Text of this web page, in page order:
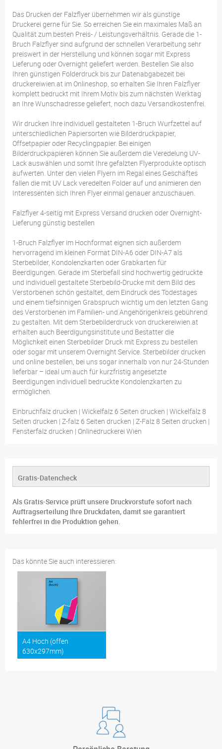
Das Drucken der Falzflyer übernehmen wir als günstige
Druckerei gerne für Sie. So erreichen Sie ein maximales Maß an
Qualität zum besten Preis- / Leistungsverhältnis. Gerade die 1-
Bruch Falzflyer sind aufgrund der schnellen Verarbeitung sehr
preiswert in der Herstellung und können sogar mit Express
Lieferung oder Overnight geliefert werden. Bestellen Sie also
Ihren günstigen Folderdruck bis zur Datenabgabezeit bei
druckereiwien.at im Onlineshop, so erhalten Sie Ihren Falzflyer
komplett bedruckt mit Ihrem Motiv bis zum nächsten Werktag
an Ihre Wunschadresse geliefert, noch dazu Versandkostenfrei.
Wir drucken Ihre individuell gestalteten 1-Bruch Wurfzettel auf
unterschiedlichen Papiersorten wie Bilderdruckpapier,
Offsetpapier oder Recyclingpapier. Bei einigen
Bilderdruckpapieren können Sie außerdem die Veredelung UV-
Lack auswählen und somit Ihre gefalzten Flyerprodukte optisch
aufwerten. Unter den vielen Flyern im Regal eines Geschäftes
fallen die mit UV Lack veredelten Folder auf und animieren den
Interessenten sich Ihren Flyer einmal genauer anzuschauen.
Falzflyer 4-seitig mit Express Versand drucken oder Overnight-
Lieferung günstig bestellen
1-Bruch Falzflyer im Hochformat eignen sich außerdem
hervorragend im kleinen Format DIN-A6 oder DIN-A7 als
Sterbebilder, Kondolenzkarten oder Grabkarten für
Beerdigungen. Gerade im Sterbefall sind hochwertig gedruckte
und individuell gestaltete Sterbebild-Drucke mit dem Bild des
Verstorbenen schön gestaltet, dem Eindruck des Todestages
und einem tiefsinnigen Grabspruch wichtig um den letzten Gang
des Verstorbenen im Familien- und Angehörigenkreis gebührend
zu gestalten. Mit dem Sterbebilderdruck von druckereiwien.at
erhalten auch Beerdigungsinstitute und Bestatter die
Möglichkeit einen Sterbebilder Druck mit Express zu bestellen
oder sogar mit unserem Overnight Service. Sterbebilder drucken
und online bestellen, bei uns sogar innerhalb von nur 24-Stunden
lieferbar – ideal um auch für kurzfristig angesetzte
Beerdigungen individuell bedruckte Kondolenzkarten zu
ermöglichen.
Einbruchfalz drucken | Wickelfalz 6 Seiten drucken | Wickelfalz 8
Seiten drucken | Z-falz 6 Seiten drucken | Z-Falz 8 Seiten drucken |
Fensterfalz drucken | Onlinedruckerei Wien
Gratis-Datencheck
Als Gratis-Service prüft unsere Druckvorstufe sofort nach
Auftragserteilung Ihre Druckdaten, damit sie garantiert
fehlerfrei in die Produktion gehen.
Das könnte Sie auch interessieren:
A4 Hoch (offen
630x297mm)